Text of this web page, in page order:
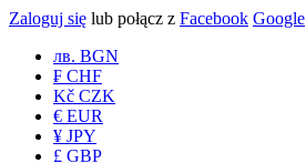
Zaloguj się lub połącz z Facebook Google
лв. BGN
₣ CHF
Kč CZK
€ EUR
¥ JPY
£ GBP